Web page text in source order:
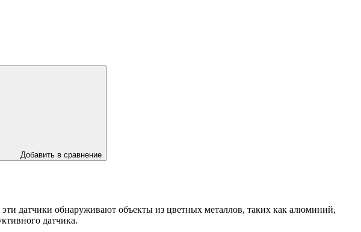
Добавить в сравнение
датчики обнаруживают объекты из цветных металлов, таких как алюминий,
датчика.